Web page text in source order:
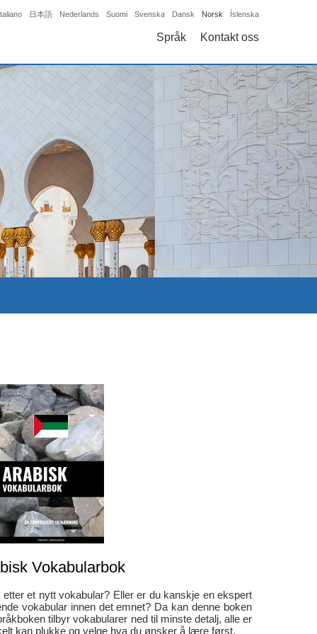
日本語 Nederlands Suomi Svenska Dansk Norsk Íslenska
Språk Kontakt oss
Vokabularbok
et nytt vokabular? Eller er du kanskje en ekspert
vokabular innen det emnet? Da kan denne boken
tilbyr vokabularer ned til minste detalj, alle er
kan plukke og velge hva du ønsker å lære først.